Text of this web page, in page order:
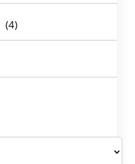
(4)